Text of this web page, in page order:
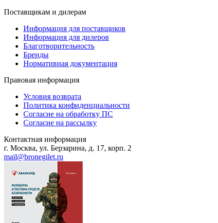
Поставщикам и дилерам
Информация для поставщиков
Информация для дилеров
Благотворительность
Бренды
Нормативная документация
Правовая информация
Условия возврата
Политика конфиденциальности
Согласие на обработку ПС
Согласие на рассылку
Контактная информация
г. Москва, ул. Берзарина, д. 17, корп. 2
mail@bronegilet.ru